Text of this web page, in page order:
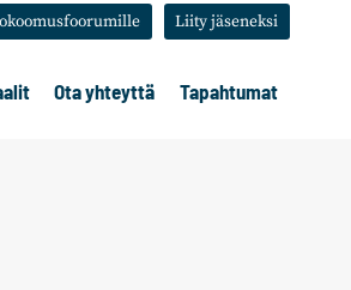
Liity jäseneksi
Ota yhteyttä Tapahtumat